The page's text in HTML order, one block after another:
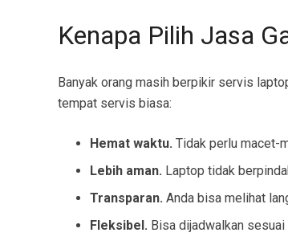
Kenapa Pilih Jasa
Banyak orang masih berpikir servis
tempat servis biasa:
Hemat waktu. Tidak perlu macet-
Lebih aman. Laptop tidak
Transparan. Anda bisa melihat
Fleksibel. Bisa dijadwalkan sesuai